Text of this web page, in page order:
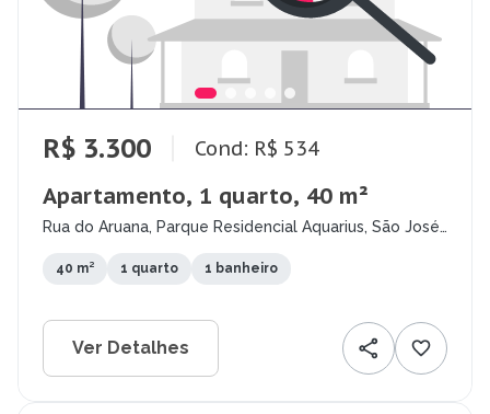
R$ 3.300 Cond: R$ 534
Apartamento, 1 quarto, 40 m²
Rua do Aruana, Parque Residencial Aquarius, São José
40 m² 1 quarto 1 banheiro
Ver Detalhes